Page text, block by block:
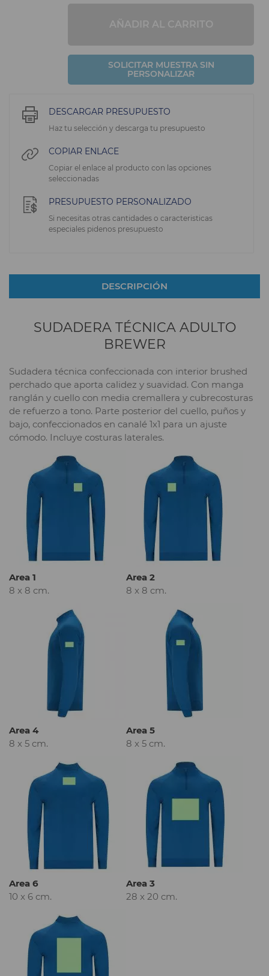
AÑADIR AL CARRITO
SOLICITAR MUESTRA SIN
PERSONALIZAR
DESCARGAR PRESUPUESTO
Haz tu selección y descarga tu presupuesto
COPIAR ENLACE
Copiar el enlace al producto con las opciones
seleccionadas
PRESUPUESTO PERSONALIZADO
Si necesitas otras cantidades o caracteristicas
especiales pidenos presupuesto
DESCRIPCIÓN
SUDADERA TÉCNICA ADULTO
BREWER
Sudadera técnica confeccionada con interior brushed
perchado que aporta calidez y suavidad. Con manga
ranglán y cuello con media cremallera y cubrecosturas
de refuerzo a tono. Parte posterior del cuello, puños y
bajo, confeccionados en canalé 1x1 para un ajuste
cómodo. Incluye costuras laterales.
Area 1
8 x 8 cm.
Area 2
8 x 8 cm.
Area 4
8 x 5 cm.
Area 5
8 x 5 cm.
Area 6
10 x 6 cm.
Area 3
28 x 20 cm.